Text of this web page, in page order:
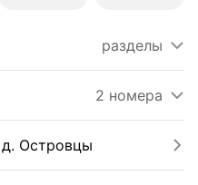
разделы
2 номера
Островцы